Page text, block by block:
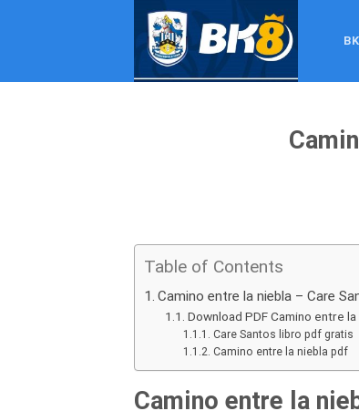
Table of Contents
Camino entre la niebla – Care
Download PDF Camino entre la
Care Santos libro pdf gratis
Camino entre la niebla pdf
Camino entre la